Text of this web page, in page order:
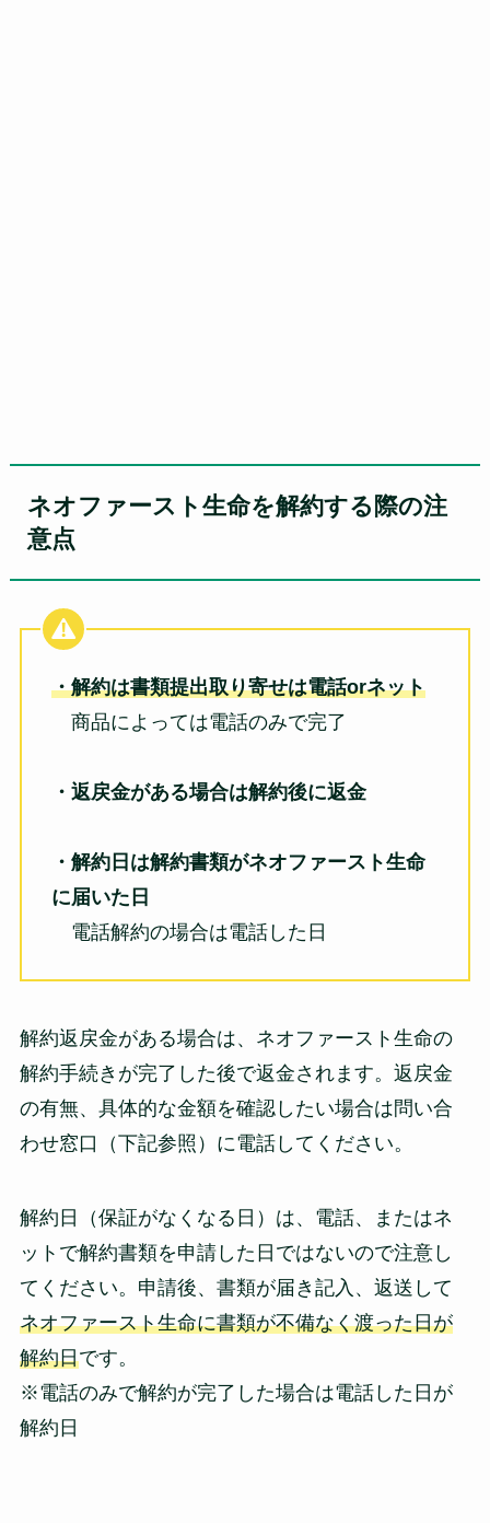
ネオファースト生命を解約する際の注
意点
・解約は書類提出取り寄せは電話orネット
商品によっては電話のみで完了
・返戻金がある場合は解約後に返金
・解約日は解約書類がネオファースト生命
に届いた日
電話解約の場合は電話した日
解約返戻金がある場合は、ネオファースト生命の
解約手続きが完了した後で返金されます。返戻金
の有無、具体的な金額を確認したい場合は問い合
わせ窓口（下記参照）に電話してください。
解約日（保証がなくなる日）は、電話、またはネ
ットで解約書類を申請した日ではないので注意し
てください。申請後、書類が届き記入、返送して
ネオファースト生命に書類が不備なく渡った日が
解約日です。
※電話のみで解約が完了した場合は電話した日が
解約日